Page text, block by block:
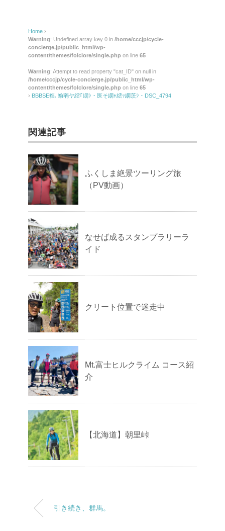
Home ›
Warning: Undefined array key 0 in /home/cccjp/cycle-
concierge.jp/public_html/wp-
content/themes/folclore/single.php on line 65
Warning: Attempt to read property "cat_ID" on null in
/home/cccjp/cycle-concierge.jp/public_html/wp-
content/themes/folclore/single.php on line 65
› BBBSE襍､蝓弱ヤ繧｢繝ｼ・医そ繝ｬ繧ｯ繝茨ｼ・DSC_4794
関連記事
ふくしま絶景ツーリング旅
（PV動画）
なせば成るスタンプラリーラ
イド
クリート位置で迷走中
Mt.富士ヒルクライム コース紹
介
【北海道】朝里峠
引き続き、群馬。